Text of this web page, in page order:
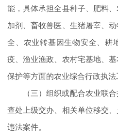
能，具体承担全县种子、肥料
加剂、畜牧兽医、生猪屠宰、
全、农业转基因生物安全、耕
疫、渔业渔政、农村宅基地、
保护等方面的农业综合行政执法
（三）组织或配合农业联
查处上级交办、相关单位移交
违法案件。